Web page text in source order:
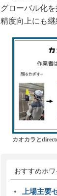
グローバル化
精度向上にも継
カオカラと
おすすめホ
上場主要